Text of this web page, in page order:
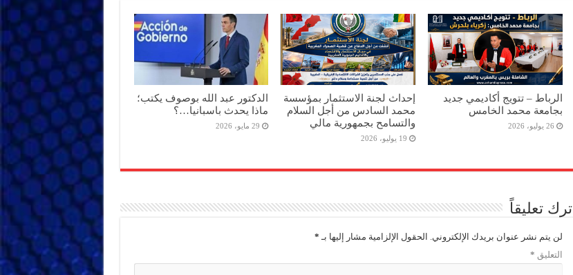
الرباط – تتويج أكاديمي جديد
بجامعة محمد الخامس
26 يوليو، 2026
إحداث لجنة الاستثمار بمؤسسة
محمد السادس من أجل السلام
والتسامح بجمهورية مالي
19 يوليو، 2026
الدكتور عبد الله بوصوف يكتب؛
ماذا يحدث باسبانيا…؟
29 مايو، 2026
اترك تعليقاً
لن يتم نشر عنوان بريدك الإلكتروني. الحقول الإلزامية مشار إليها بـ *
التعليق *